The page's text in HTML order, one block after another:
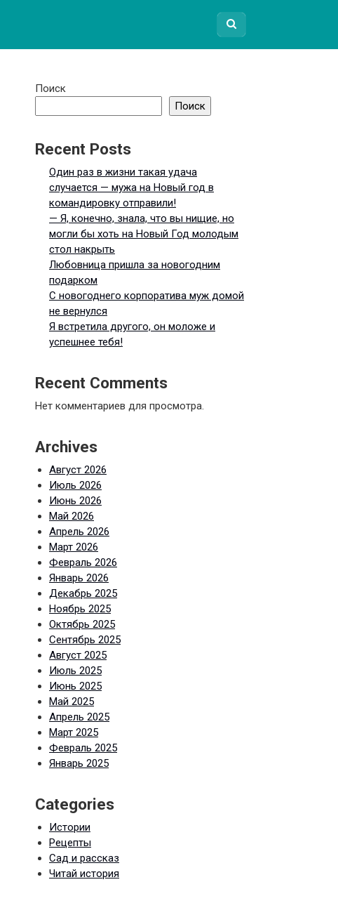
Поиск
Поиск
Recent Posts
Один раз в жизни такая удача
случается — мужа на Новый год в
командировку отправили!
— Я, конечно, знала, что вы нищие, но
могли бы хоть на Новый Год молодым
стол накрыть
Любовница пришла за новогодним
подарком
С новогоднего корпоратива муж домой
не вернулся
Я встретила другого, он моложе и
успешнее тебя!
Recent Comments
Нет комментариев для просмотра.
Archives
Август 2026
Июль 2026
Июнь 2026
Май 2026
Апрель 2026
Март 2026
Февраль 2026
Январь 2026
Декабрь 2025
Ноябрь 2025
Октябрь 2025
Сентябрь 2025
Август 2025
Июль 2025
Июнь 2025
Май 2025
Апрель 2025
Март 2025
Февраль 2025
Январь 2025
Categories
Истории
Рецепты
Сад и рассказ
Читай история